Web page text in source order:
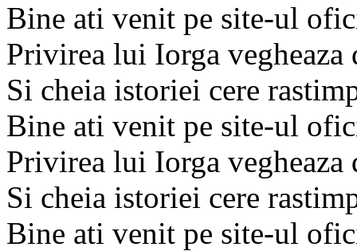
Bine ati venit pe site-ul
Privirea lui Iorga
Si cheia istoriei cere
Bine ati venit pe site-ul
Privirea lui Iorga
Si cheia istoriei cere
Bine ati venit pe site-ul